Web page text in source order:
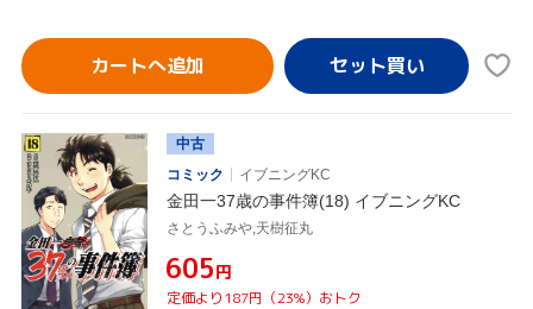
カートへ追加
中古
コミック
イブニングKC
金田一37歳の事件簿(18) イブニングKC
さとうふみや,天樹征丸
¥605円
定価より187円（23%）おトク